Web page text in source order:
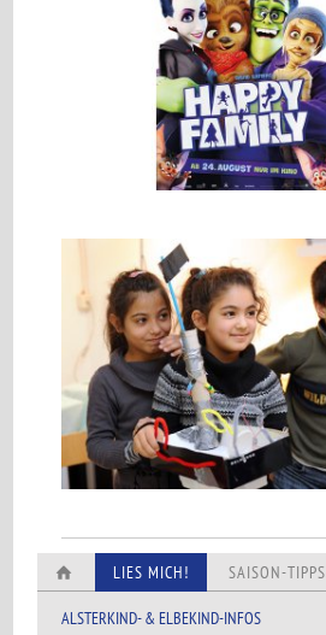
LIES MICH! SAISON-TIPPS
ALSTERKIND- & ELBEKIND-INFOS